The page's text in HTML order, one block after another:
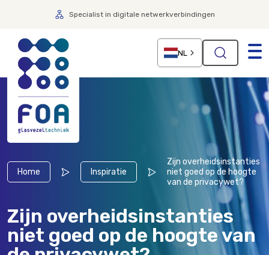
Specialist in digitale netwerkverbindingen
NL
Home Inspiratie
Zijn overheidsinstanties
niet goed op de hoogte
van de privacywet?
Zijn overheidsinstanties
niet goed op de hoogte van